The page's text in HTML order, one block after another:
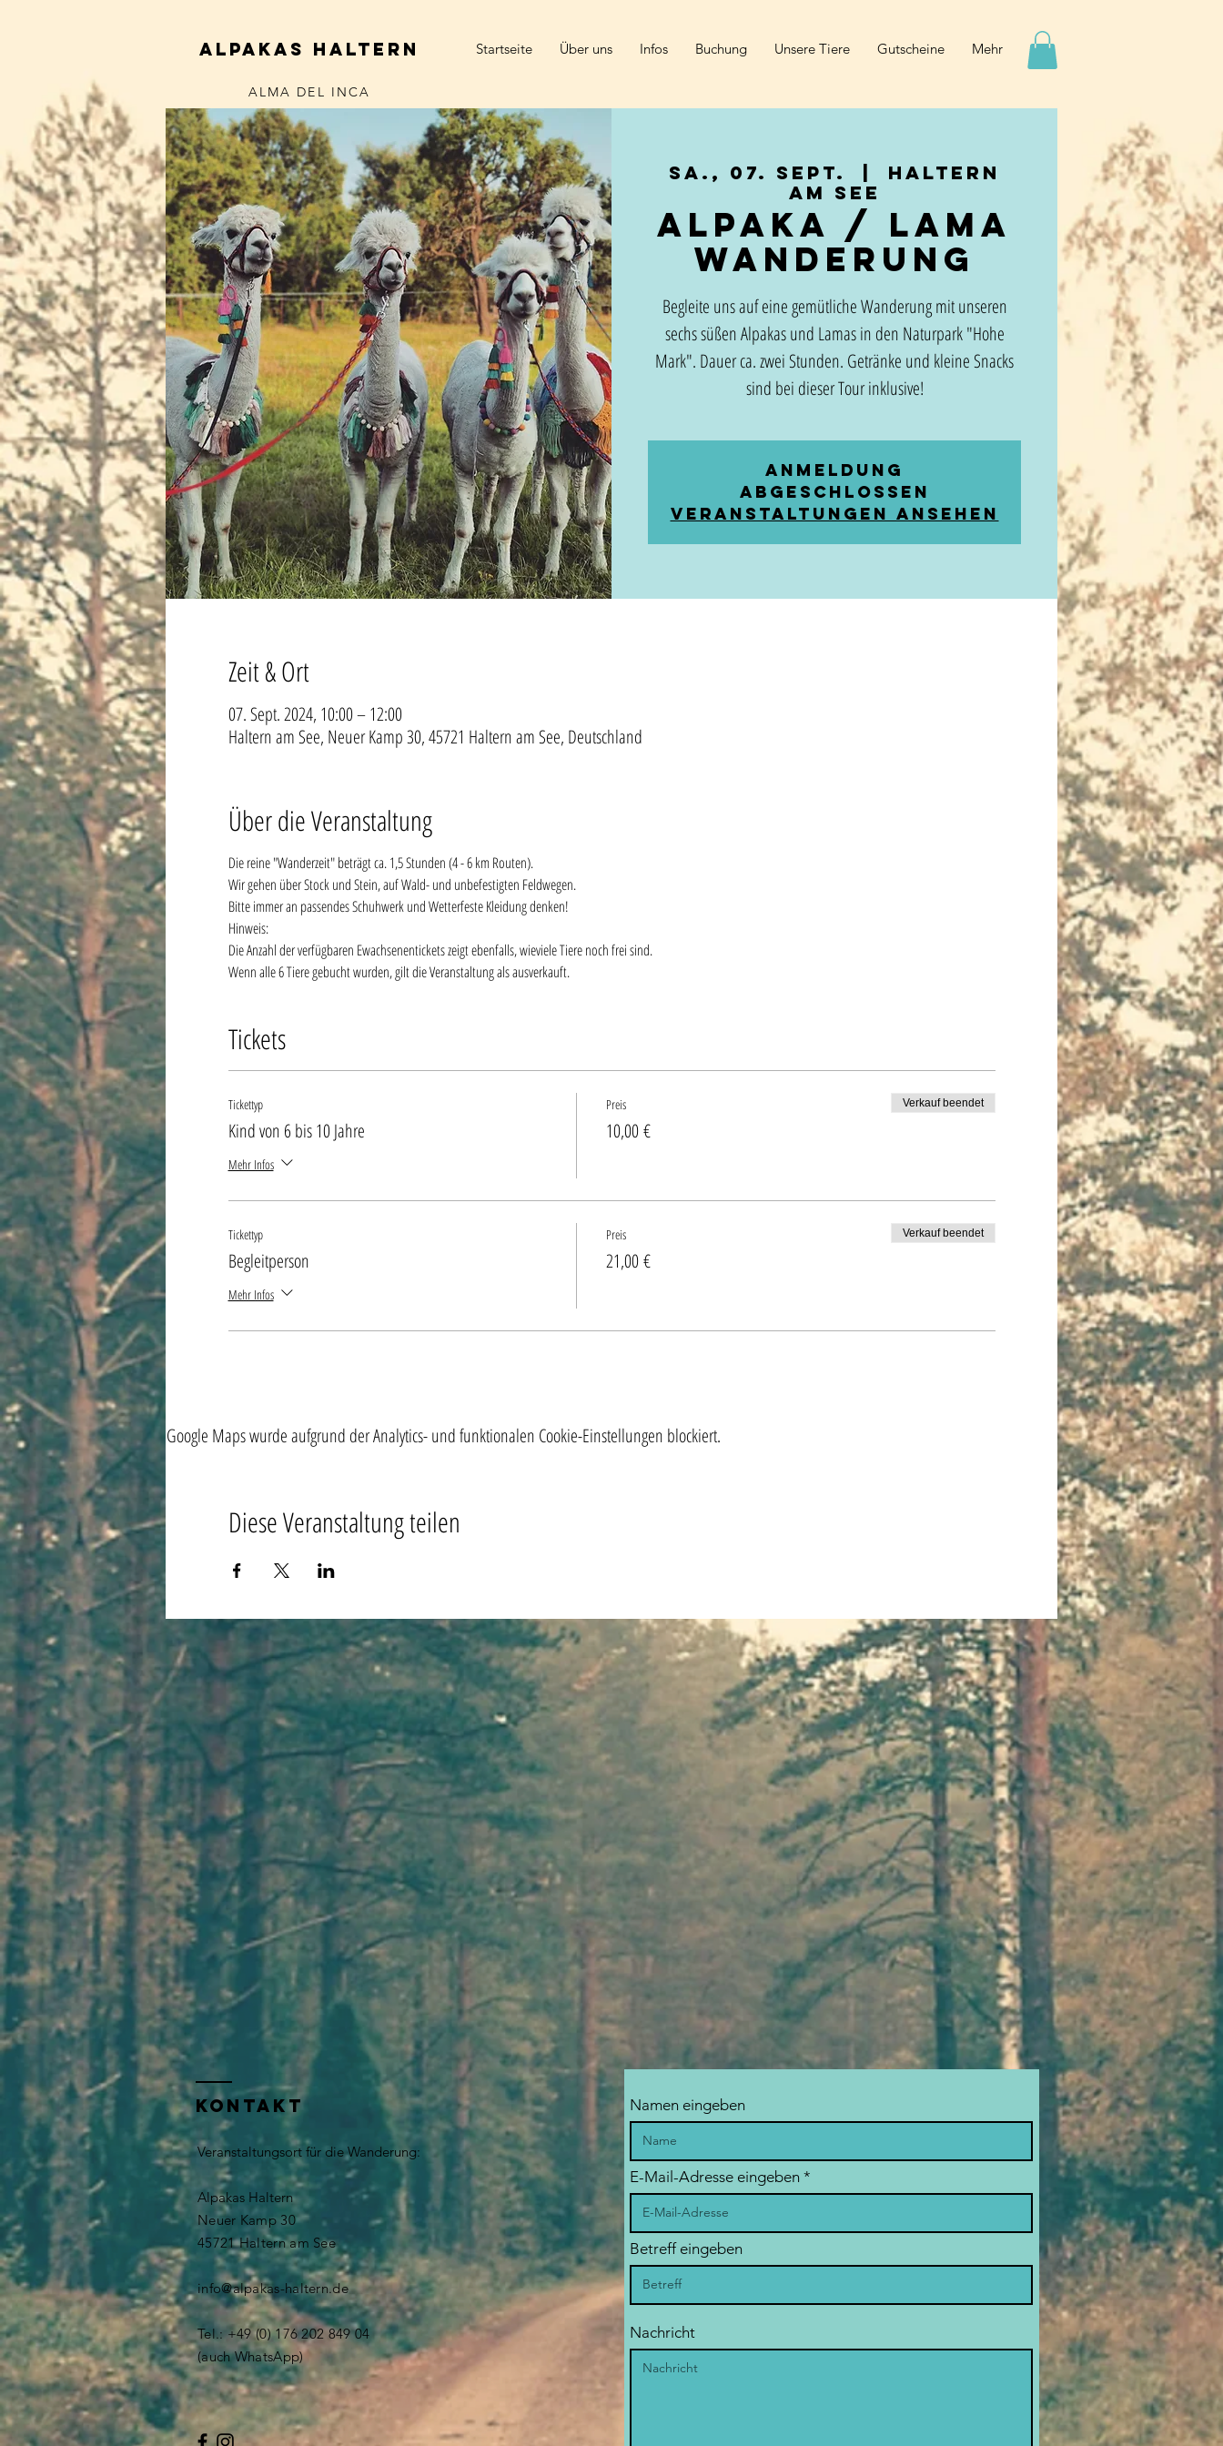
alpakas haltern Startseite Über uns Infos Buchung Unsere Tiere Gutscheine Mehr
ALMA DEL INCA
Sa., 07. Sept.
Haltern
am See
Alpaka / Lama
Wanderung
Begleite uns auf eine gemütliche Wanderung mit unseren
sechs süßen Alpakas und Lamas in den Naturpark "Hohe
Mark". Dauer ca. zwei Stunden. Getränke und kleine Snacks
sind bei dieser Tour inklusive!
Anmeldung
abgeschlossen
Veranstaltungen ansehen
Zeit & Ort
07. Sept. 2024, 10:00 – 12:00
Haltern am See, Neuer Kamp 30, 45721 Haltern am See, Deutschland
Über die Veranstaltung
Die reine "Wanderzeit" beträgt ca. 1,5 Stunden (4 - 6 km Routen).
Wir gehen über Stock und Stein, auf Wald- und unbefestigten Feldwegen.
Bitte immer an passendes Schuhwerk und Wetterfeste Kleidung denken!
Hinweis:
Die Anzahl der verfügbaren Ewachsenentickets zeigt ebenfalls, wieviele Tiere noch frei sind.
Wenn alle 6 Tiere gebucht wurden, gilt die Veranstaltung als ausverkauft.
Tickets
Tickettyp
Kind von 6 bis 10 Jahre
Mehr Infos
Preis
10,00 €
Verkauf beendet
Tickettyp
Begleitperson
Mehr Infos
Preis
21,00 €
Verkauf beendet
Google Maps wurde aufgrund der Analytics- und funktionalen Cookie-Einstellungen blockiert.
Diese Veranstaltung teilen
KONTAKT
Veranstaltungsort für die Wanderung:
Alpakas Haltern
Neuer Kamp 30
​​45721 Haltern am See
info@alpakas-haltern.de
Tel.: +49 (0) 176 202 849 04
(auch WhatsApp)
Namen eingeben
E-Mail-Adresse eingeben
Betreff eingeben
Nachricht